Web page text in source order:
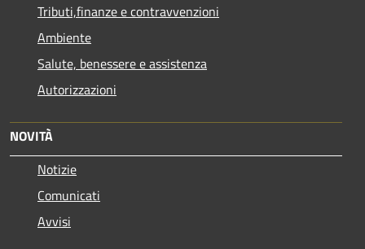
Tributi,finanze e contravvenzioni
Ambiente
Salute, benessere e assistenza
Autorizzazioni
NOVITÀ
Notizie
Comunicati
Avvisi